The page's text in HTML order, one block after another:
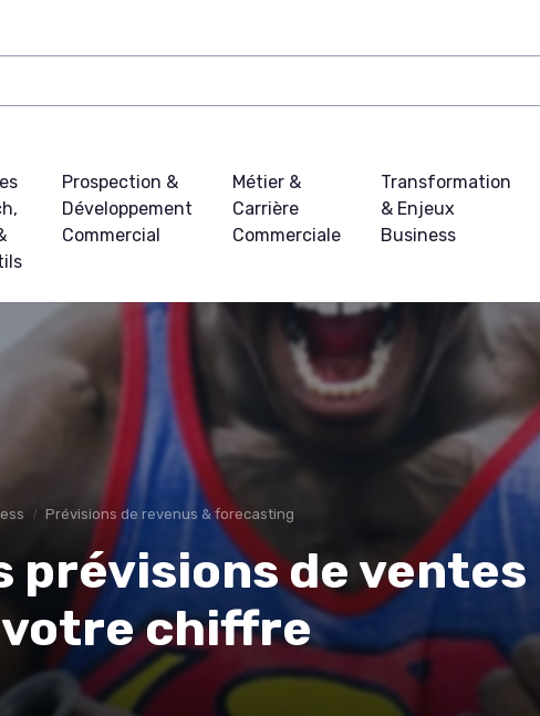
Prospection &
Développement
Commercial
Métier &
Carrière
Commerciale
Transformation
& Enjeux
Business
Prévisions de revenus & forecasting
prévisions de ventes
chiffre